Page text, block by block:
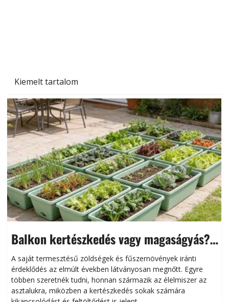
Kiemelt tartalom
Balkon kertészkedés vagy magaságyás?
Helytakarékos kertészkedés
A saját termesztésű zöldségek és fűszernövények iránti
érdeklődés az elmúlt években látványosan megnőtt. Egyre
többen szeretnék tudni, honnan származik az élelmiszer az
asztalukra, miközben a kertészkedés sokak számára